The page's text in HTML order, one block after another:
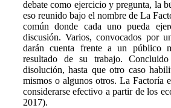
debate como ejercicio y pregunta, la
eso reunido bajo el nombre de La
común donde cada uno pueda
discusión. Varios, convocados por
darán cuenta frente a un público
resultado de su trabajo.
disolución, hasta que otro caso
mismos o algunos otros. La Factoría
considerarse efectivo a partir de los
2017).